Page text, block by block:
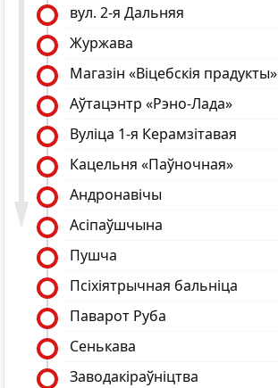
вул. 2-я Дальняя
Журжава
Магазiн «Вiцебскiя прадукты»
Аўтацэнтр «Рэно-Лада»
Вуліца 1-я Керамзітавая
Кацельня «Паўночная»
Андронавічы
Асіпаўшчына
Пушча
Псіхіятрычная бальніца
Паварот Руба
Сенькава
Заводакіраўніцтва